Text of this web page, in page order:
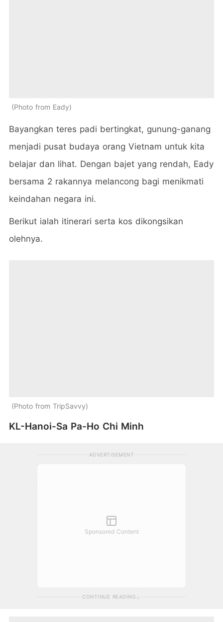
Photo from Eady
Bayangkan teres padi bertingkat, gunung-ganang
menjadi pusat budaya orang Vietnam untuk kita
belajar dan lihat. Dengan bajet yang rendah, Eady
bersama 2 rakannya melancong bagi menikmati
keindahan negara ini.
Berikut ialah itinerari serta kos dikongsikan
olehnya.
Photo from TripSavvy
KL-Hanoi-Sa Pa-Ho Chi Minh
ADVERTISEMENT
Sponsored Content
CONTINUE READING